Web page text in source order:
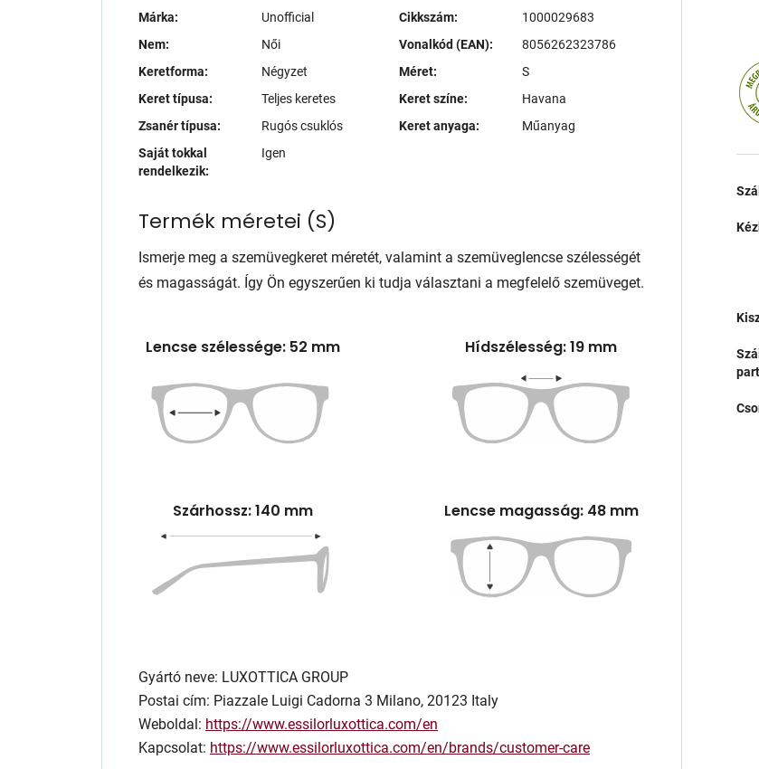
Márka:
Unofficial
Nem:
Női
Keretforma:
Négyzet
Keret típusa:
Teljes keretes
Zsanér típusa:
Rugós csuklós
Saját tokkal
rendelkezik:
Igen
Cikkszám:
1000029683
Vonalkód (EAN):
8056262323786
Méret:
S
Keret színe:
Havana
Keret anyaga:
Műanyag
Termék méretei (S)
Ismerje meg a szemüvegkeret méretét, valamint a szemüveglencse szélességét
és magasságát. Így Ön egyszerűen ki tudja választani a megfelelő szemüveget.
Lencse szélessége: 52 mm Hídszélesség: 19 mm
Szárhossz: 140 mm Lencse magasság: 48 mm
Gyártó neve: LUXOTTICA GROUP
Postai cím: Piazzale Luigi Cadorna 3 Milano, 20123 Italy
Weboldal: https://www.essilorluxottica.com/en
Kapcsolat: https://www.essilorluxottica.com/en/brands/customer-care